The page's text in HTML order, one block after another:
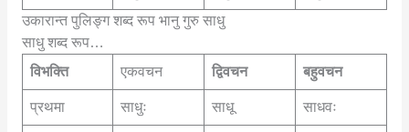
उकारान्त पुलिङ्ग शब्द रूप भानु गुरु साधु
साधु शब्द रूप…
विभक्ति
एकवचन द्विवचन बहुवचन
प्रथमा साधुः साधू साधवः